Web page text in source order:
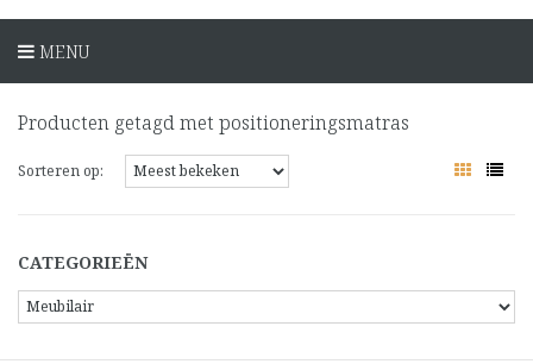
MENU
Producten getagd met positioneringsmatras
Sorteren op:
CATEGORIEËN